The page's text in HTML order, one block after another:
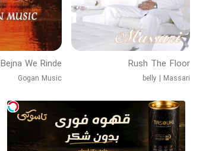
Rush The Floor
belly | Massari
Bejna We Rinde
Gogan Music